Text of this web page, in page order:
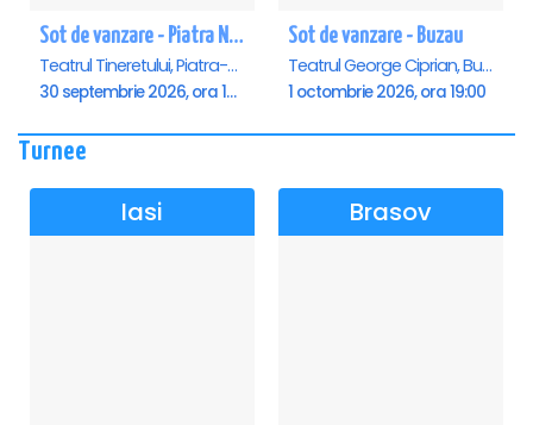
Sot de vanzare - Piatra Neamt
Teatrul Tineretului, Piatra-Neamt
30 septembrie 2026, ora 19:00
Sot de vanzare - Buzau
Teatrul George Ciprian, Buzau
1 octombrie 2026, ora 19:00
Turnee
Iasi Brasov